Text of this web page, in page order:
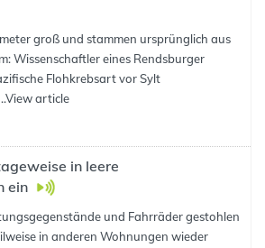
groß und stammen ursprünglich aus
Wissenschaftler eines Rendsburger
Flohkrebsart vor Sylt
View article
in leere
ein
und Fahrräder gestohlen
in anderen Wohnungen wieder